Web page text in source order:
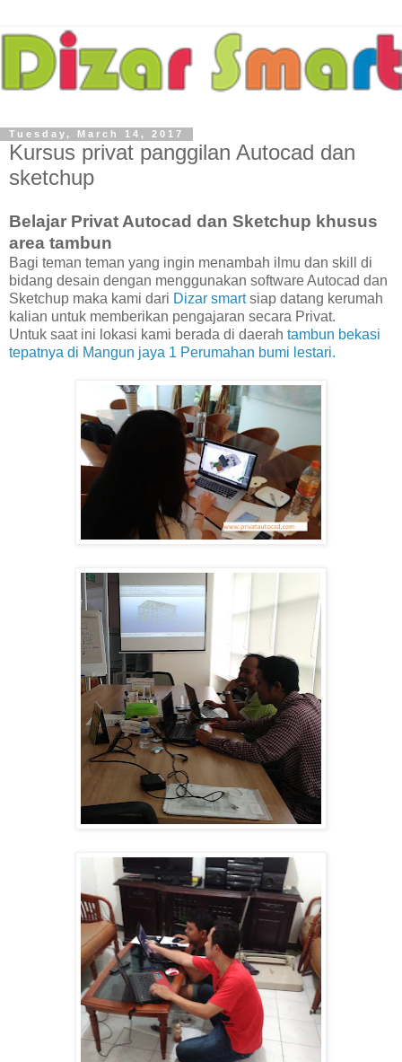
Tuesday, March 14, 2017
Kursus privat panggilan Autocad dan
sketchup
Belajar Privat Autocad dan Sketchup khusus
area tambun
Bagi teman teman yang ingin menambah ilmu dan skill di
bidang desain dengan menggunakan software Autocad dan
Sketchup maka kami dari Dizar smartsiap datang kerumah
kalian untuk memberikan pengajaran secara Privat.
Untuk saat ini lokasi kami berada di daerah tambun bekasi
tepatnya di Mangun jaya 1 Perumahan bumi lestari.